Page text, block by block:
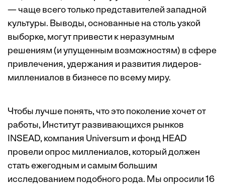
— чаще всего только представителей западной
культуры. Выводы, основанные на столь узкой
выборке, могут привести к неразумным
решениям (и упущенным возможностям) в сфере
привлечения, удержания и развития лидеров-
миллениалов в бизнесе по всему миру.
Чтобы лучше понять, что это поколение хочет от
работы, Институт развивающихся рынков
INSEAD, компания Universum и фонд HEAD
провели опрос миллениалов, который должен
стать ежегодным и самым большим
исследованием подобного рода. Мы опросили 16